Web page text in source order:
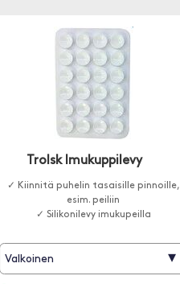
Trolsk Imukuppilevy
✓ Kiinnitä puhelin tasaisille pinnoille,
esim. peiliin
✓ Silikonilevy imukupeilla
Valkoinen ▾